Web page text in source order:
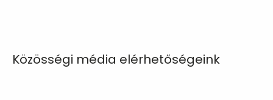
Közösségi média elérhetőségeink